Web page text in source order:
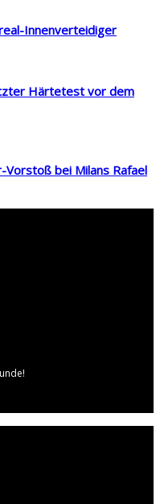
Innenverteidiger
Härtetest vor dem
bei Milans Rafael